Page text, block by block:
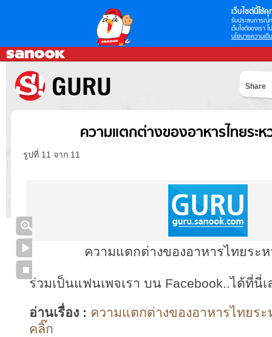
เว็บไซต์นี้ใช้คุ
รับประสบการณ์
เว็บไซต์ของเรา
นโยบายความเป็
Share
ความแตกต่างของอาหารไทยระ
รูปที่ 11 จาก 11
ความแตกต่างของอาหารไทยระ
ร่วมเป็นแฟนเพจเรา บน Facebook..ได้ที่นี่เ
อ่านเรื่อง : ความแตกต่างของอาหารไทยร
คลิ๊ก